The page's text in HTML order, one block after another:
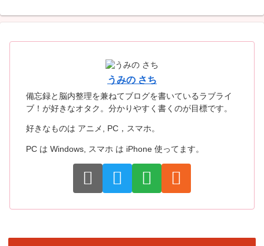
うみの さち
備忘録と脳内整理を兼ねてブログを書いているラブライ
ブ！が好きなオタク。分かりやすく書くのが目標です。
好きなものは アニメ, PC，スマホ。
PC は Windows, スマホ は iPhone 使ってます。